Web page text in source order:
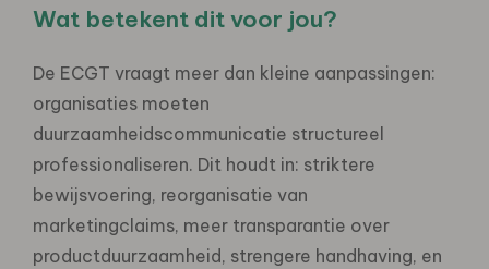
Wat betekent dit voor jou?
De ECGT vraagt meer dan kleine aanpassingen:
organisaties moeten
duurzaamheidscommunicatie structureel
professionaliseren. Dit houdt in: striktere
bewijsvoering, reorganisatie van
marketingclaims, meer transparantie over
productduurzaamheid, strengere handhaving, en